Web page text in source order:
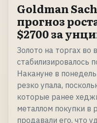
Goldman
прогноз
$2700 за
Золото на торгах во
стабилизировалось
Накануне в
резко упала,
которые ранее
металлом покупки в
продавали его, что